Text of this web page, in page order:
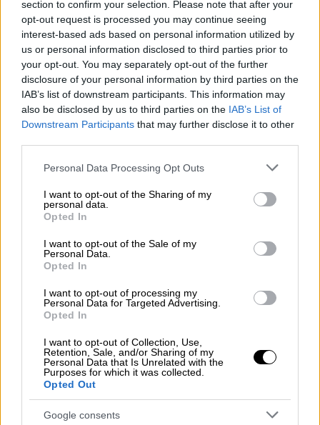
section to confirm your selection. Please note that after your
opt-out request is processed you may continue seeing
interest-based ads based on personal information utilized by
us or personal information disclosed to third parties prior to
your opt-out. You may separately opt-out of the further
disclosure of your personal information by third parties on the
IAB’s list of downstream participants. This information may
also be disclosed by us to third parties on the IAB’s List of
Downstream Participants that may further disclose it to other
Please note that this website/app uses one or more Google
not limited to your visit or usage behaviour. You may click to
grant or deny consent to Google and its third-party tags to
use your data for below specified purposes in below Google
consent section.
Personal Data Processing Opt Outs
I want to opt-out of the Sharing of my
personal data.
Opted In
I want to opt-out of the Sale of my
Personal Data.
Opted In
I want to opt-out of processing my
Personal Data for Targeted Advertising.
Opted In
I want to opt-out of Collection, Use,
Retention, Sale, and/or Sharing of my
Personal Data that Is Unrelated with the
Purposes for which it was collected.
Opted Out
Google consents
Μεταφορών: «Θα εργαστούμε για να
πετύχουμε σημαντικά αποτελέσματα
σύντομα»
Πολιτική|15.03.2025 14:30
Πιερρακάκης: 132 αιτήσεις από ξένα
πανεπιστήμια για συμπράξεις με
ελληνικά ΑΕΙ – Ανάμεσά τους
Harvard, Yale, Columbia
Βορίδης: Έχω πάρα πολύ ισχυρές
συγκεκριμένες ιδεολογικές απόψεις
συνεννοημένοι
παράδοσης-παραλαβής στοΥπουργείο
Μεταναστευτικής Πολιτικής και Ασύλου
έστειλε μήνυμα αυστηροποίησης της
μεταναστευτικής πολιτικής, αναφέροντας: